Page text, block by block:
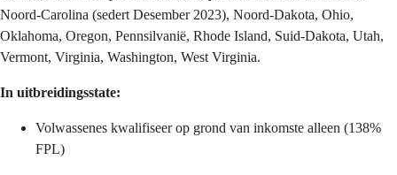
Noord-Carolina (sedert Desember 2023), Noord-Dakota, Ohio,
Oklahoma, Oregon, Pennsilvanië, Rhode Island, Suid-Dakota, Utah,
Vermont, Virginia, Washington, West Virginia.
In uitbreidingsstate:
Volwassenes kwalifiseer op grond van inkomste alleen (138%
FPL)